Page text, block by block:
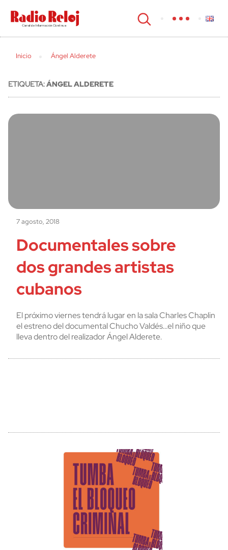
cerrar
Inicio Ángel Alderete
ETIQUETA:ÁNGEL ALDERETE
7 agosto, 2018
Documentales sobre
dos grandes artistas
cubanos
El próximo viernes tendrá lugar en la sala Charles Chaplin
el estreno del documental Chucho Valdés…el niño que
lleva dentro del realizador Ángel Alderete.